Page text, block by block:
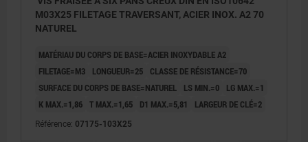
M03X25 FILETAGE TRAVERSANT, ACIER INOX. A2 70
NATUREL
MATÉRIAU DU CORPS DE BASE=ACIER INOXYDABLE A2
FILETAGE=M3
LONGUEUR=25
CLASSE DE RÉSISTANCE=70
SURFACE DU CORPS DE BASE=NATUREL
LS MIN.=0
LG MAX.=1
K MAX.=1,86 T MAX.=1,65 D1 MAX.=5,81 LARGEUR DE CLÉ=2
Référence: 07175-103X25